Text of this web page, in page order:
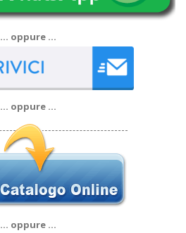
… oppure …
… oppure …
… oppure …